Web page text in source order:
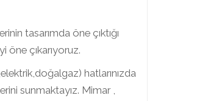
tasarımda öne çıktığı
çıkarıyoruz.
hatlarınızda
sunmaktayız. Mimar ,